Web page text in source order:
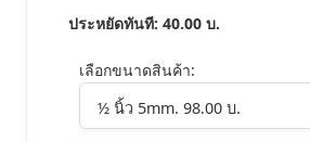
ประหยัดทันที: 40.00 บ.
เลือกขนาดสินค้า: